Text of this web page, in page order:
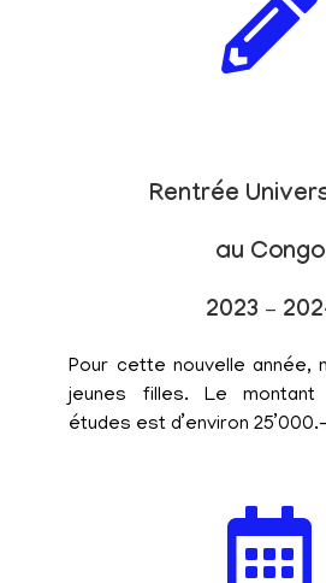
Rentrée
au Congo
2023 –
Pour cette nouvelle année,
jeunes filles. Le
études est d’environ